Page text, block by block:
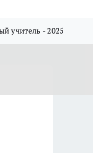
учитель - 2025